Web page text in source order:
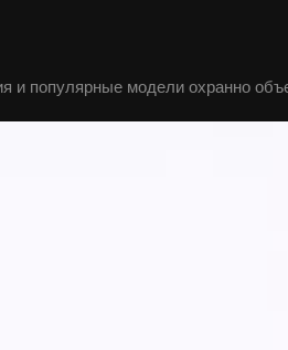
и популярные модели охранно